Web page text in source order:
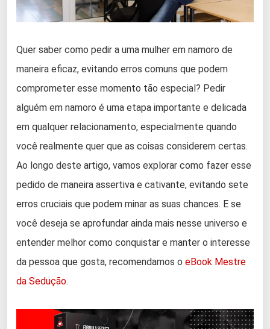
Quer saber como pedir a uma mulher em namoro de
maneira eficaz, evitando erros comuns que podem
comprometer esse momento tão especial? Pedir
alguém em namoro é uma etapa importante e delicada
em qualquer relacionamento, especialmente quando
você realmente quer que as coisas considerem certas.
Ao longo deste artigo, vamos explorar como fazer esse
pedido de maneira assertiva e cativante, evitando sete
erros cruciais que podem minar as suas chances. E se
você deseja se aprofundar ainda mais nesse universo e
entender melhor como conquistar e manter o interesse
da pessoa que gosta, recomendamos o eBook Mestre
da Sedução.